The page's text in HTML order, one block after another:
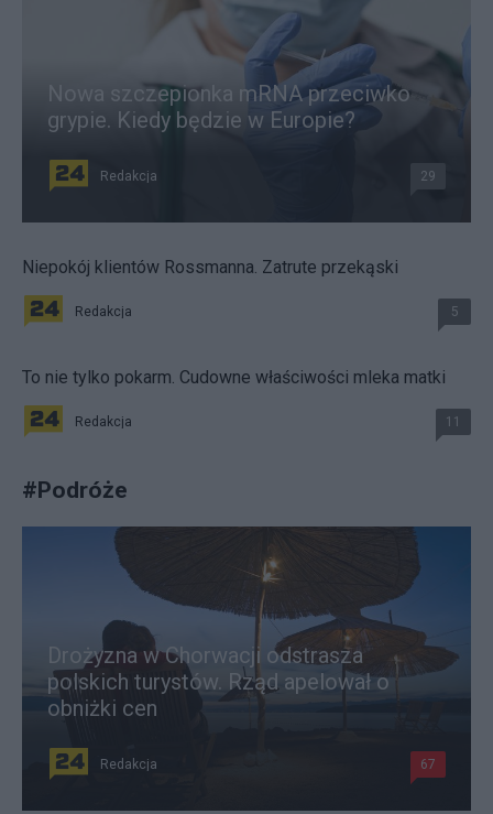
Nowa szczepionka mRNA przeciwko
grypie. Kiedy będzie w Europie?
Redakcja 29
Niepokój klientów Rossmanna. Zatrute przekąski
Redakcja 5
To nie tylko pokarm. Cudowne właściwości mleka matki
Redakcja 11
#Podróże
Drożyzna w Chorwacji odstrasza
polskich turystów. Rząd apelował o
obniżki cen
Redakcja 67